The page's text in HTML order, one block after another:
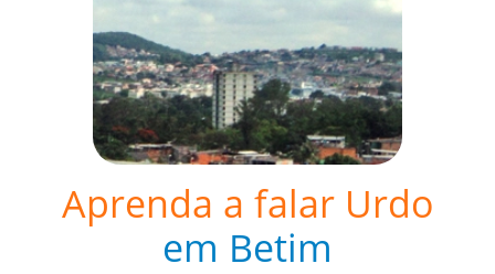
Aprenda a falar Urdo
em Betim